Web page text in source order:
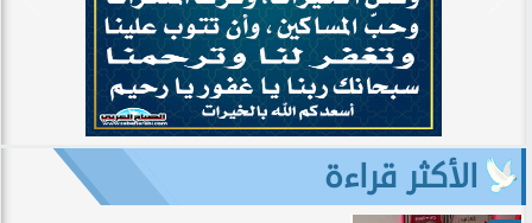
الأكثر قراءة